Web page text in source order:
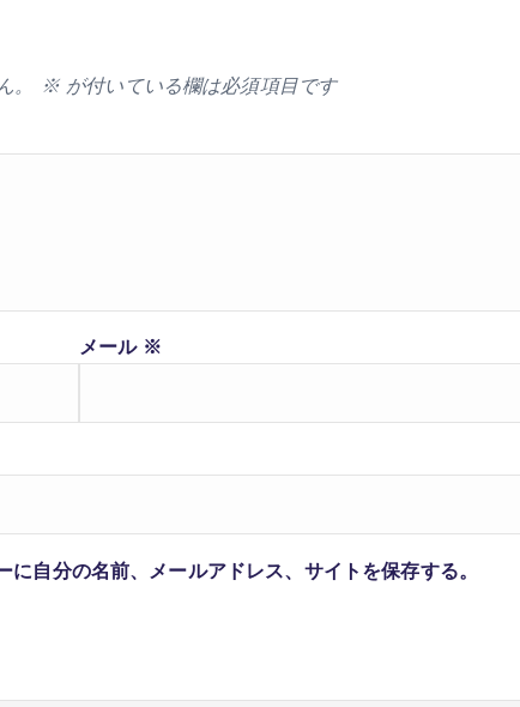
※が付いている欄は必須項目です
メール ※
自分の名前、メールアドレス、サイトを保存する。